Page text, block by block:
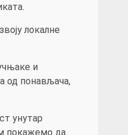
локалне
и
од понављача,
унутар
покажемо да